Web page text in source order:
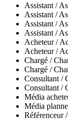
Assistant /
Assistant /
Assistant /
Assistant /
Acheteur /
Acheteur /
Chargé /
Chargé /
Consultant /
Consultant /
Média
Média
Référenceur